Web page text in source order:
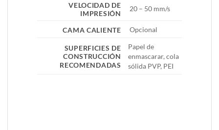
VELOCIDAD DE
IMPRESIÓN
20 – 50 mm/s
CAMA CALIENTE Opcional
SUPERFICIES DE
CONSTRUCCIÓN
RECOMENDADAS
Papel de
enmascarar, cola
sólida PVP, PEI